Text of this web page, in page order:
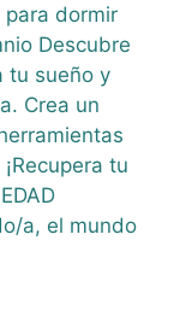
para dormir
Descubre
tu sueño y
Crea un
tu
a, el mundo